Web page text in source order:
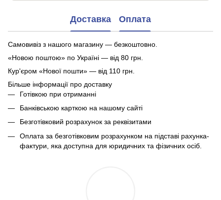
Доставка Оплата
Самовивіз з нашого магазину — безкоштовно.
«Новою поштою» по Україні — від 80 грн.
Кур'єром «Нової пошти» — від 110 грн.
Більше інформації про доставку
Готівкою при отриманні
Банківською карткою на нашому сайті
Безготівковий розрахунок за реквізитами
Оплата за безготівковим розрахунком на підставі рахунка-
фактури, яка доступна для юридичних та фізичних осіб.